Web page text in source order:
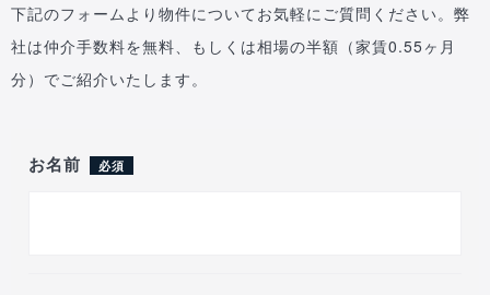
下記のフォームより物件についてお気軽にご質問ください。弊
社は仲介手数料を無料、もしくは相場の半額（家賃0.55ヶ月
分）でご紹介いたします。
お名前 必須